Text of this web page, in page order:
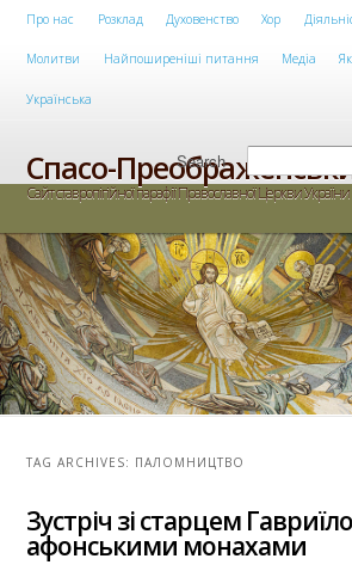
Main menuSkip to primary content
Skip to secondary content
Про нас Розклад Духовенство Хор
Молитви Найпоширеніші питання Медіа
Українська
Search
Спасо-
Сайт ставропігійної парафії Православної Церкви України
TAG ARCHIVES: ПАЛОМНИЦТВО
Зустріч зі старцем
афонськими монахами